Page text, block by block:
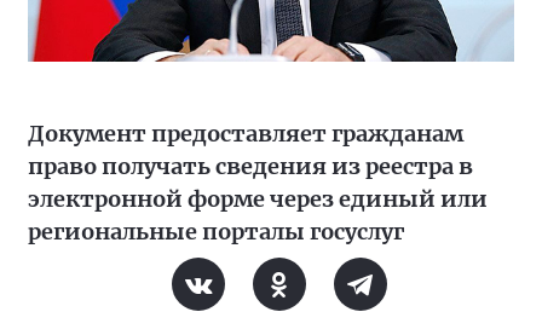
Документ предоставляет гражданам
право получать сведения из реестра в
электронной форме через единый или
региональные порталы госуслуг